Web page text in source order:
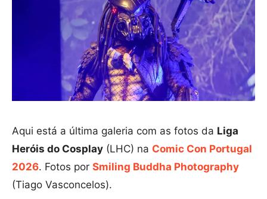
Aqui está a última galeria com as fotos da Liga
Heróis do Cosplay (LHC) na Comic Con Portugal
2026. Fotos por Smiling Buddha Photography
(Tiago Vasconcelos).